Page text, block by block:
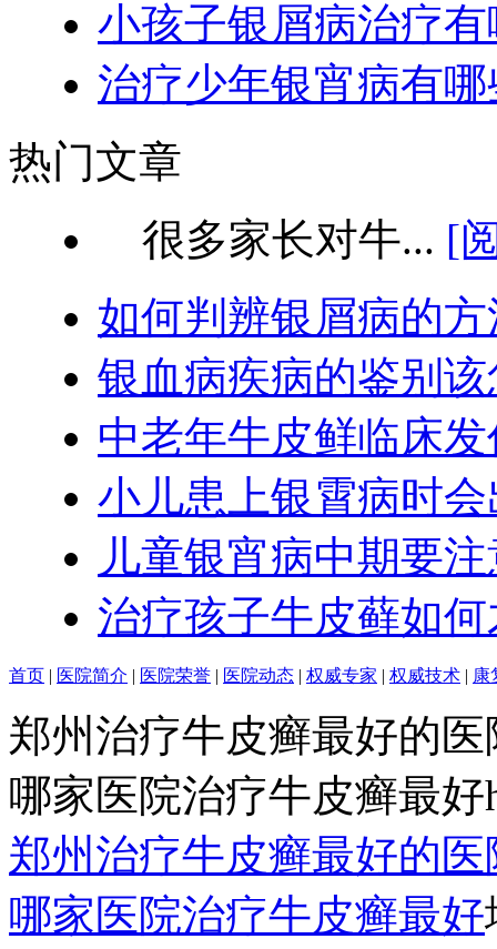
小孩子银屑病治疗
治疗少年银宵病有
热门文章
很多家长对牛... [
如何判辨银屑病的
银血病疾病的鉴别
中老年牛皮鲜临床
小儿患上银霄病时
儿童银宵病中期要
治疗孩子牛皮藓如
首页 | 医院简介 | 医院荣誉 | 医院动态 | 权威专家 | 权威技术 | 康
郑州治疗牛皮癣最好的
哪家医院治疗牛皮癣最好
郑州治疗牛皮癣最好的
哪家医院治疗牛皮癣最好